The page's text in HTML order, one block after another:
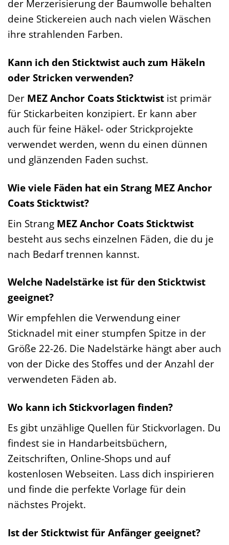
der Merzerisierung der Baumwolle behalten
deine Stickereien auch nach vielen Wäschen
ihre strahlenden Farben.
Kann ich den Sticktwist auch zum Häkeln
oder Stricken verwenden?
Der MEZ Anchor Coats Sticktwist ist primär
für Stickarbeiten konzipiert. Er kann aber
auch für feine Häkel- oder Strickprojekte
verwendet werden, wenn du einen dünnen
und glänzenden Faden suchst.
Wie viele Fäden hat ein Strang MEZ Anchor
Coats Sticktwist?
Ein Strang MEZ Anchor Coats Sticktwist
besteht aus sechs einzelnen Fäden, die du je
nach Bedarf trennen kannst.
Welche Nadelstärke ist für den Sticktwist
geeignet?
Wir empfehlen die Verwendung einer
Sticknadel mit einer stumpfen Spitze in der
Größe 22-26. Die Nadelstärke hängt aber auch
von der Dicke des Stoffes und der Anzahl der
verwendeten Fäden ab.
Wo kann ich Stickvorlagen finden?
Es gibt unzählige Quellen für Stickvorlagen. Du
findest sie in Handarbeitsbüchern,
Zeitschriften, Online-Shops und auf
kostenlosen Webseiten. Lass dich inspirieren
und finde die perfekte Vorlage für dein
nächstes Projekt.
Ist der Sticktwist für Anfänger geeignet?